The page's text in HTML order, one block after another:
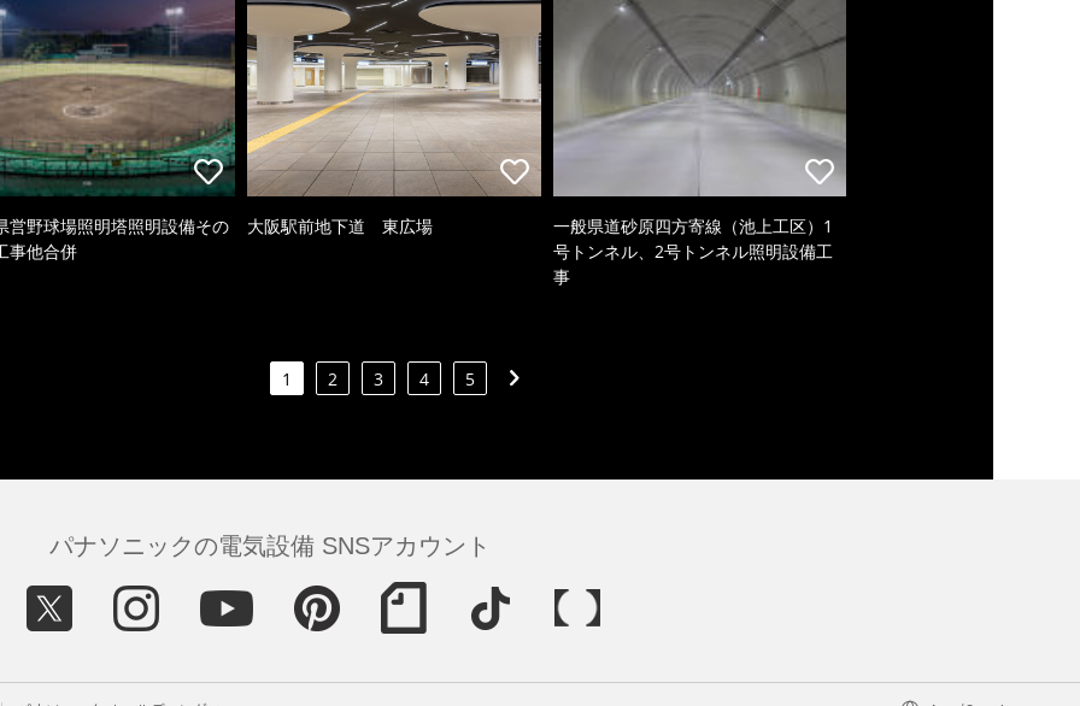
営野球場照明塔照明設備その
事他合併
大阪駅前地下道 東広場
一般県道砂原四方寄線（池上工区）1
号トンネル、2号トンネル照明設備工
事
1 2 3 4 5
パナソニックの電気設備 SNSアカウント